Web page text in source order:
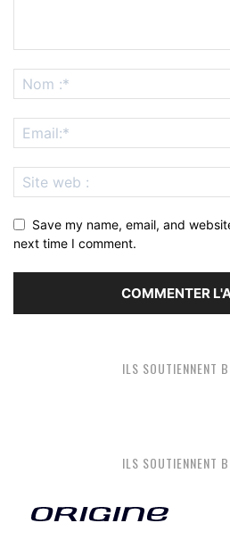
Save my name, email, and
next time I comment.